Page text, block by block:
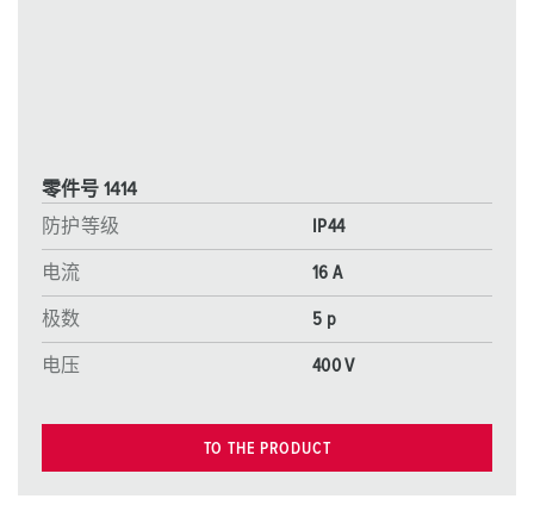
零件号 1414
防护等级
IP44
电流 16 A
极数 5 p
电压 400 V
TO THE PRODUCT